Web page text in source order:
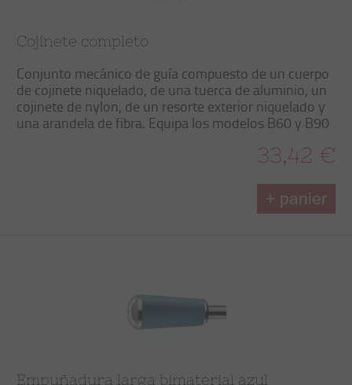
Cojinete completo
Conjunto mecánico de guía compuesto de un cuerpo
de cojinete niquelado, de una tuerca de aluminio, un
cojinete de nylon, de un resorte exterior niquelado y
una arandela de fibra. Equipa los modelos B60 y B90
33,42 €
+ panier
Empuñadura larga bimaterial azul